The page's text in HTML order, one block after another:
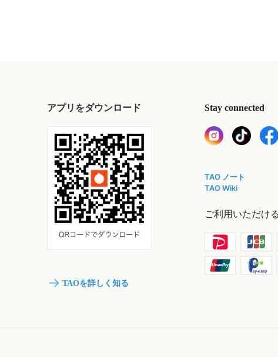
アプリをダウンロード
TAOを詳しく知る
Stay connected
TAO ノート
TAO Wiki
ご利用いただけ